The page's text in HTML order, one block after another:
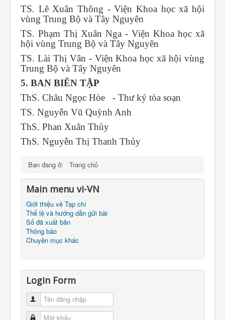
TS. Lê Xuân Thông - Viện Khoa học xã hội
vùng Trung Bộ và Tây Nguyên
TS. Phạm Thị Xuân Nga - Viện Khoa học xã
hội vùng Trung Bộ và Tây Nguyên
TS. Lài Thị Vân - Viện Khoa học xã hội vùng
Trung Bộ và Tây Nguyên
5. BAN BIÊN TẬP
ThS. Châu Ngọc Hòe - Thư ký tòa soạn
TS. Nguyễn Vũ Quỳnh Anh
ThS. Phan Xuân Thủy
ThS. Nguyễn Thị Thanh Thủy
Bạn đang ở: Trang chủ
Main menu vi-VN
Giới thiệu về Tạp chí
Thể lệ và hướng dẫn gửi bài
Số đã xuất bản
Thông báo
Chuyên mục khác
Login Form
Tên đăng nhập
Mật khẩu